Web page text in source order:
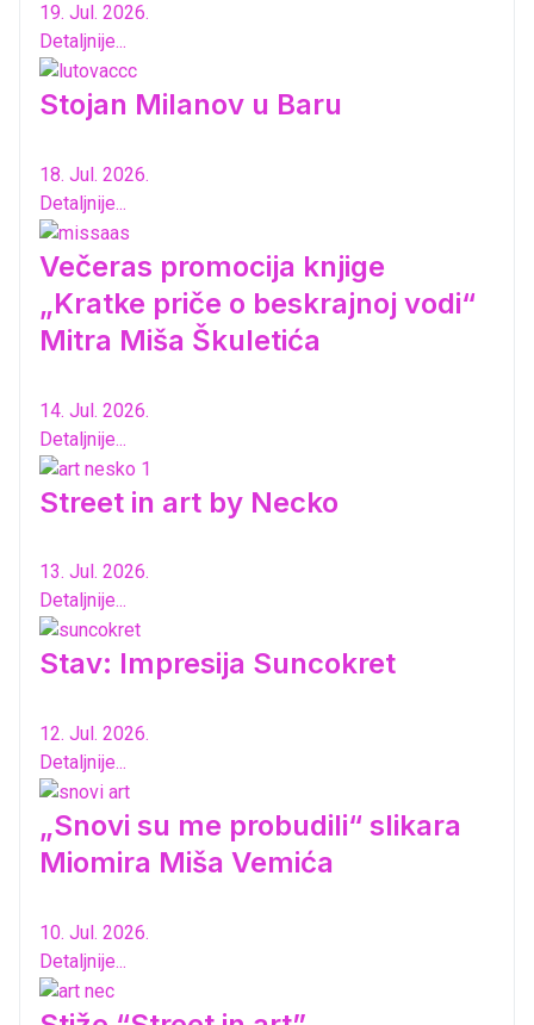
19. Jul. 2026.
Detaljnije...
Stojan Milanov u Baru
18. Jul. 2026.
Detaljnije...
Večeras promocija knjige
„Kratke priče o beskrajnoj vodi“
Mitra Miša Škuletića
14. Jul. 2026.
Detaljnije...
Street in art by Necko
13. Jul. 2026.
Detaljnije...
Stav: Impresija Suncokret
12. Jul. 2026.
Detaljnije...
„Snovi su me probudili“ slikara
Miomira Miša Vemića
10. Jul. 2026.
Detaljnije...